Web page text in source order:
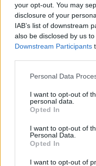
your opt-out. You may
disclosure of your
IAB’s list of downstream
also be disclosed by us
Downstream Participants
Please note that this
not limited to your visit or
grant or deny consent to
use your data for below
consent section.
Personal Data
I want to opt-out of
personal data.
Opted In
I want to opt-out of
Personal Data.
Opted In
I want to opt-out of
Κατά τον Ουκρανό
εξέφρασε την
εντατικά τις
επίτευξη μιας
αυτά, η Μόσχα
επίσκεψη των
Παράλληλα, το
πόρτα σε τυχόν
Ευρωπαϊκής
ευρωπαϊκό μπλοκ δεν
μια τέτοια ευθύνη.